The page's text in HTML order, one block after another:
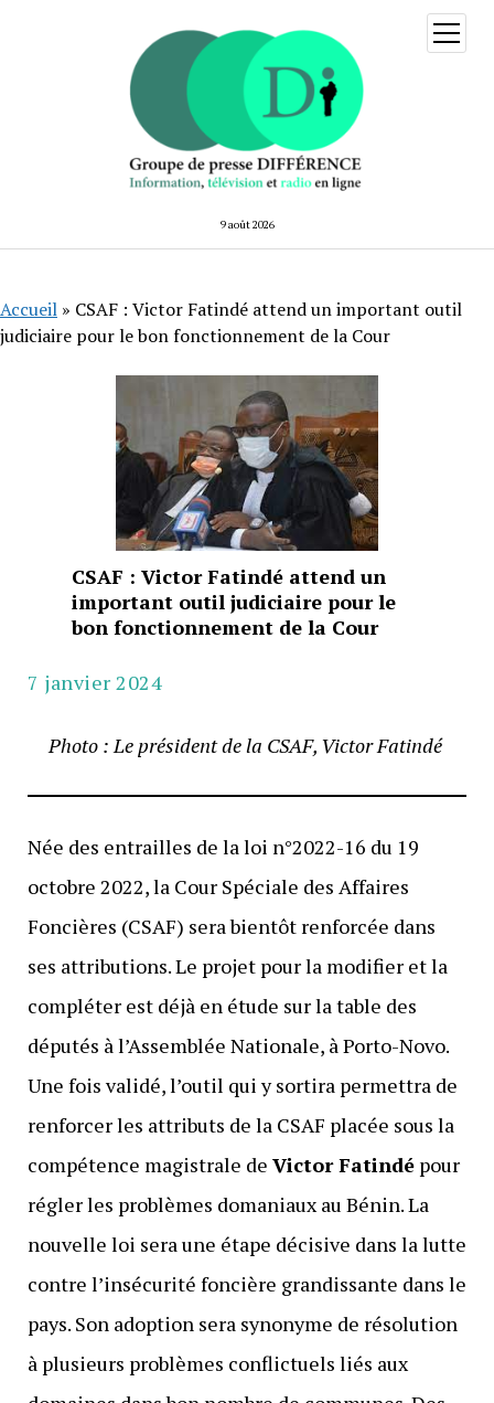
9 août 2026
ouvrir
menu
Accueil » CSAF : Victor Fatindé attend un important outil
judiciaire pour le bon fonctionnement de la Cour
CSAF : Victor Fatindé attend un
important outil judiciaire pour le
bon fonctionnement de la Cour
7 janvier 2024
Photo : Le président de la CSAF, Victor Fatindé
Née des entrailles de la loi n°2022-16 du 19
octobre 2022, la Cour Spéciale des Affaires
Foncières (CSAF) sera bientôt renforcée dans
ses attributions. Le projet pour la modifier et la
compléter est déjà en étude sur la table des
députés à l’Assemblée Nationale, à Porto-Novo.
Une fois validé, l’outil qui y sortira permettra de
renforcer les attributs de la CSAF placée sous la
compétence magistrale de Victor Fatindépour
régler les problèmes domaniaux au Bénin. La
nouvelle loi sera une étape décisive dans la lutte
contre l’insécurité foncière grandissante dans le
pays. Son adoption sera synonyme de résolution
à plusieurs problèmes conflictuels liés aux